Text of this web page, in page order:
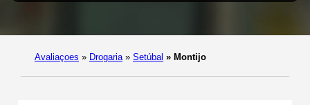
Avaliaçoes » Drogaria » Setúbal » Montijo